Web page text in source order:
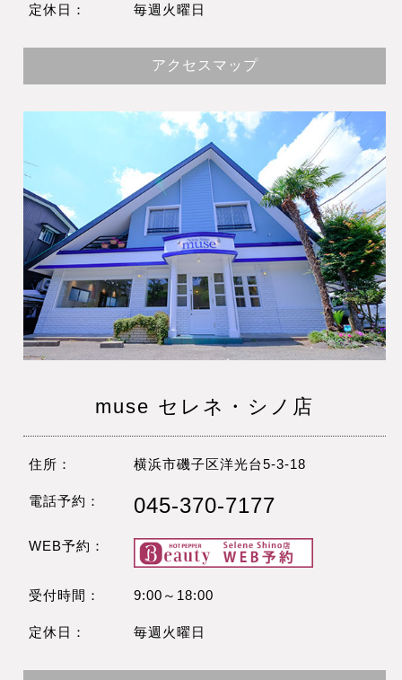
定休日： 毎週火曜日
アクセスマップ
muse セレネ・シノ店
住所： 横浜市磯子区洋光台5-3-18
電話予約： 045-370-7177
WEB予約：
受付時間： 9:00～18:00
定休日： 毎週火曜日